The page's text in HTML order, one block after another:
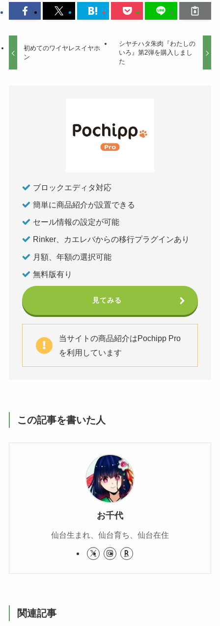
初めてのワイヤレスイヤホ
ン
シヤチハタ朱肉『わたしの
いろ』第2弾を購入しまし
た
ブロックエディタ対応
簡単に商品紹介が設置できる
セール情報の設定が可能
Rinker、カエレバからの移行プラグインあり
月額、年額の選択可能
無料版有り
見てみる
当サイトの商品紹介はPochipp Pro
を利用しています
この記事を書いた人
お千代
仙台生まれ、仙台育ち、仙台在住
関連記事